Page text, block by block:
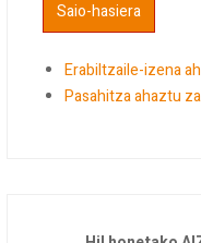
Erabiltzaile-izena
Pasahitza ahaztu